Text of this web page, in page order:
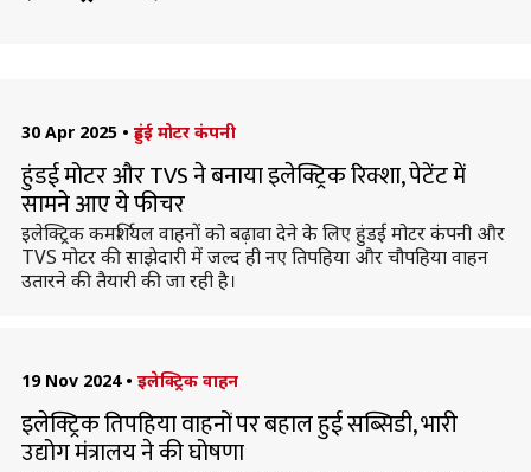
30 Apr 2025 • हुंडई मोटर कंपनी
हुंडई मोटर और TVS ने बनाया इलेक्ट्रिक रिक्शा, पेटेंट में
सामने आए ये फीचर
इलेक्ट्रिक कमर्शियल वाहनों को बढ़ावा देने के लिए हुंडई मोटर कंपनी और
TVS मोटर की साझेदारी में जल्द ही नए तिपहिया और चौपहिया वाहन
उतारने की तैयारी की जा रही है।
19 Nov 2024 • इलेक्ट्रिक वाहन
इलेक्ट्रिक तिपहिया वाहनों पर बहाल हुई सब्सिडी, भारी
उद्योग मंत्रालय ने की घोषणा